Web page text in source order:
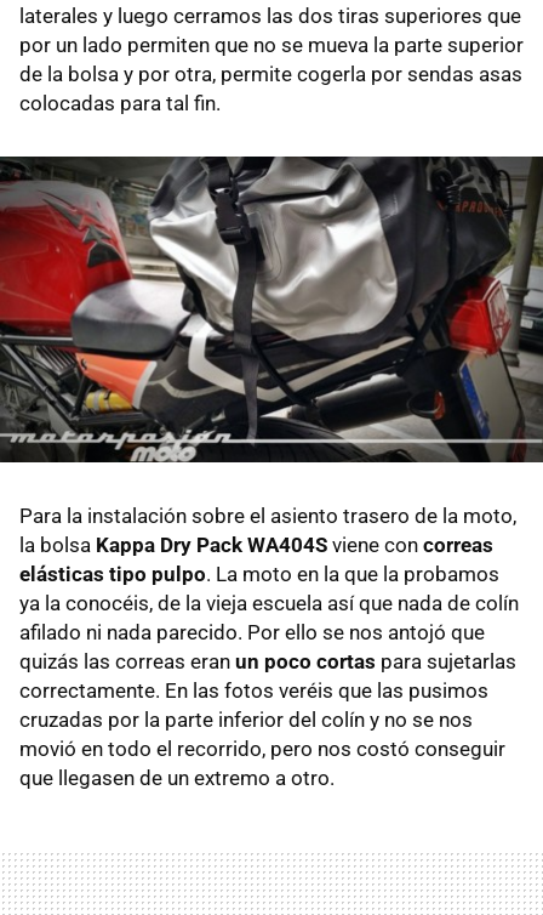
laterales y luego cerramos las dos tiras superiores que
por un lado permiten que no se mueva la parte superior
de la bolsa y por otra, permite cogerla por sendas asas
colocadas para tal fin.
Para la instalación sobre el asiento trasero de la moto,
la bolsa Kappa Dry Pack WA404S viene con correas
elásticas tipo pulpo. La moto en la que la probamos
ya la conocéis, de la vieja escuela así que nada de colín
afilado ni nada parecido. Por ello se nos antojó que
quizás las correas eran un poco cortas para sujetarlas
correctamente. En las fotos veréis que las pusimos
cruzadas por la parte inferior del colín y no se nos
movió en todo el recorrido, pero nos costó conseguir
que llegasen de un extremo a otro.